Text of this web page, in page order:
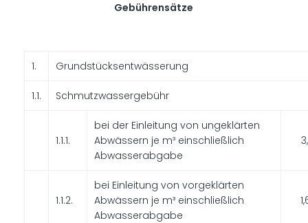
Gebührensätze
1. Grundstücksentwässerung
1.1. Schmutzwassergebühr
1.1.1.
bei der Einleitung von ungeklärten
Abwässern je m³ einschließlich
Abwasserabgabe
1.1.2.
bei Einleitung von vorgeklärten
Abwässern je m³ einschließlich
Abwasserabgabe